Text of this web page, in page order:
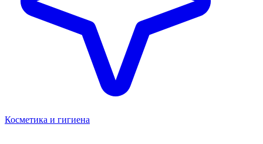
Косметика и гигиена